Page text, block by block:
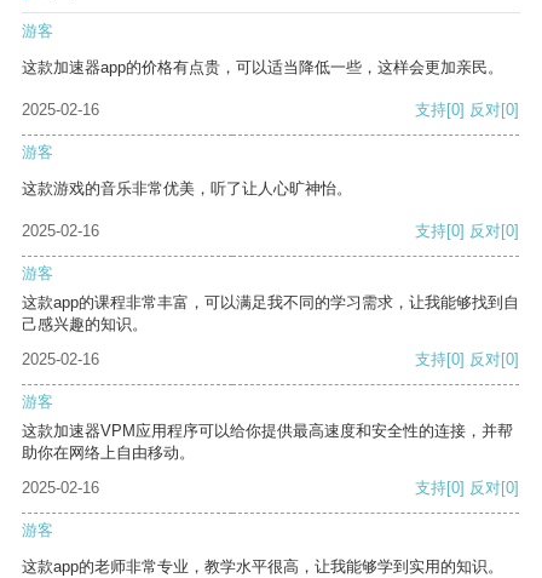
游客
这款加速器app的价格有点贵，可以适当降低一些，这样会更加亲民。
2025-02-16 支持[0] 反对[0]
游客
这款游戏的音乐非常优美，听了让人心旷神怡。
2025-02-16 支持[0] 反对[0]
游客
这款app的课程非常丰富，可以满足我不同的学习需求，让我能够找到自
己感兴趣的知识。
2025-02-16
支持[0] 反对[0]
游客
这款加速器VPM应用程序可以给你提供最高速度和安全性的连接，并帮
助你在网络上自由移动。
2025-02-16
支持[0] 反对[0]
游客
这款app的老师非常专业，教学水平很高，让我能够学到实用的知识。